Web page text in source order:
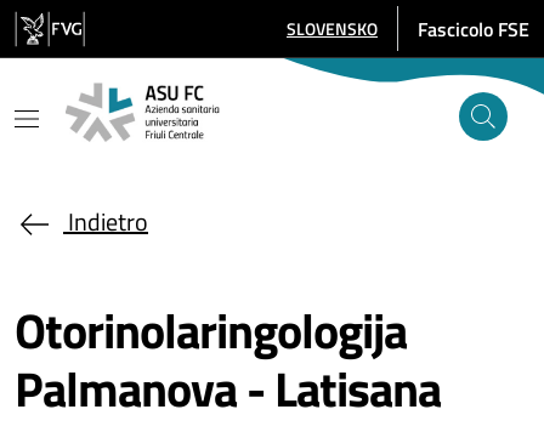
Salta al contenuto principale
SELEZIONE LINGUA: LINGUA
SLOVENSKO Fascicolo FSE
Indietro
Otorinolaringologija
Palmanova - Latisana